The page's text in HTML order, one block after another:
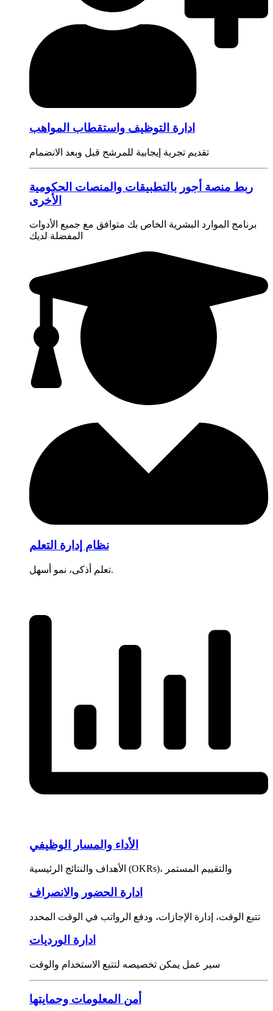
ادارة التوظيف واستقطاب المواهب
تقديم تجربة إيجابية للمرشح قبل وبعد الانضمام
ربط منصة أجور بالتطبيقات والمنصات الحكومية
الأخرى
برنامج الموارد البشرية الخاص بك متوافق مع جميع الأدوات
المفضلة لديك
نظام إدارة التعلم
تعلم أذكى، نمو أسهل.
الأداء والمسار الوظيفي
الأهداف والنتائج الرئيسية (OKRs)، والتقييم المستمر
ادارة الحضور والانصراف
تتبع الوقت، إدارة الإجازات، ودفع الرواتب في الوقت المحدد
ادارة الورديات
سير عمل يمكن تخصيصه لتتبع الاستخدام والوقت
أمن المعلومات وحمايتها